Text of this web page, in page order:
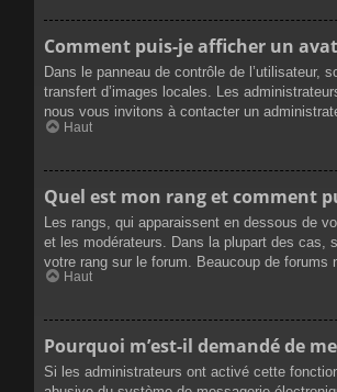
Comment puis-je afficher un
Dans le panneau de contrôle de
transfert d’images locales. Les
nous vous invitons à contacter un
Haut
Quel est mon rang et comment
Les rangs, qui apparaissent en dessous de
et les modérateurs. Dans la plupart des cas,
votre rang sur le forum. Beaucoup de forums
Haut
Pourquoi m’est-il demandé de
Si les administrateurs ont activé cette